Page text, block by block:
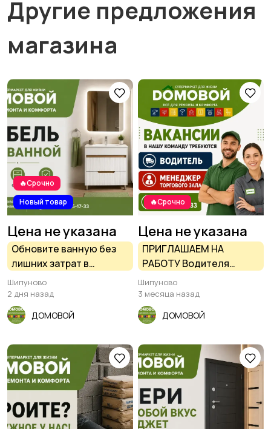
Другие предложения
магазина
🔥Срочно
Новый товар
Цена не указана
Обновите ванную без
лишних затрат в
супермаркете Домовой
Шипуново
Шипуново
2 дня назад
ДОМОВОЙ
🔥Срочно
Цена не указана
ПРИГЛАШАЕМ НА
РАБОТУ Водителя
категории В и
менеджера торгового
зала в Шипуново
Шипуново
3 месяца назад
ДОМОВОЙ